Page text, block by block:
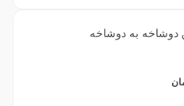
دوشاخه به دوشاخه